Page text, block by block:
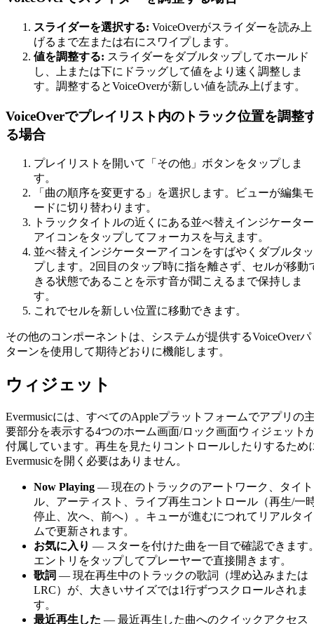
スライダーを選択する: VoiceOverがスライダーを読み上
げるまで左または右にスワイプします。
値を調整する: スライダーをダブルタップしてホールド
し、上または下にドラッグして値をより速く調整しま
す。調整するとVoiceOverが新しい値を読み上げます。
VoiceOverでプレイリスト内のトラック位置を調整
る場合
プレイリストを開いて「その他」ボタンをタップしま
す。
「曲の順序を変更する」を選択します。ビューが編集モ
ードに切り替わります。
トラックタイトルの近くにある並べ替えインジケーター
アイコンをタップしてフォーカスを与えます。
並べ替えインジケーターアイコンをすばやくダブルタッ
プします。2回目のタップ時に指を離さず、セルが移動
きる状態であることを示す音が聞こえるまで保持しま
す。
これでセルを新しい位置に移動できます。
その他のコンポーネントは、システムが提供するVoiceOverパ
ターンを使用して期待どおりに機能します。
ウィジェット
Evermusicには、すべてのAppleプラットフォームでアプリの
要部分を表示する4つのホーム画面/ロック画面ウィジェット
付属しています。再生を見たりコントロールしたりするため
Evermusicを開く必要はありません。
Now Playing — 現在のトラックのアートワーク、タイト
ル、アーティスト、ライブ再生コントロール（再生/一
停止、次へ、前へ）。キューが進むにつれてリアルタイ
ムで更新されます。
お気に入り — スターを付けた曲を一目で確認できます
エントリをタップしてプレーヤーで直接開きます。
歌詞 — 現在再生中のトラックの歌詞（埋め込みまたは
LRC）が、大きいサイズでは1行ずつスクロールされま
す。
最近再生した — 最近再生した曲へのクイックアクセス